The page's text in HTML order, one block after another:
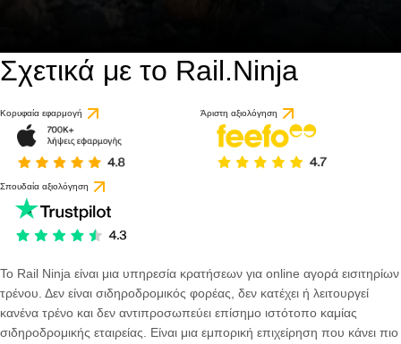
Σχετικά με το Rail.Ninja
Κορυφαία εφαρμογή Άριστη αξιολόγηση
Σπουδαία αξιολόγηση
Το Rail Ninja είναι μια υπηρεσία κρατήσεων για online αγορά εισιτηρίων
τρένου. Δεν είναι σιδηροδρομικός φορέας, δεν κατέχει ή λειτουργεί
κανένα τρένο και δεν αντιπροσωπεύει επίσημο ιστότοπο καμίας
σιδηροδρομικής εταιρείας. Είναι μια εμπορική επιχείρηση που κάνει πιο